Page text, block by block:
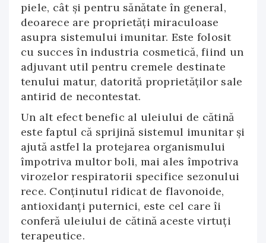
piele, cât şi pentru sănătate în general,
deoarece are proprietăţi miraculoase
asupra sistemului imunitar. Este folosit
cu succes în industria cosmetică, fiind un
adjuvant util pentru cremele destinate
tenului matur, datorită proprietăţilor sale
antirid de necontestat.
Un alt efect benefic al uleiului de cătină
este faptul că sprijină sistemul imunitar şi
ajută astfel la protejarea organismului
împotriva multor boli, mai ales împotriva
virozelor respiratorii specifice sezonului
rece. Conţinutul ridicat de flavonoide,
antioxidanţi puternici, este cel care îi
conferă uleiului de cătină aceste virtuţi
terapeutice.